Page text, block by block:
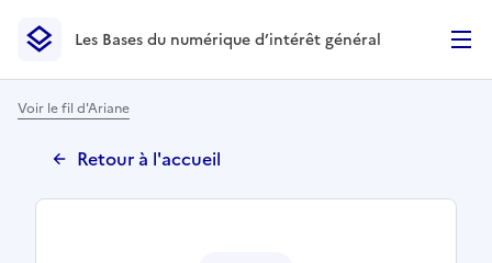
Les Bases du numérique d’intérêt général- Retour à la
Les Bases du numérique d’intérêt général
Voir le fil d'Ariane
Retour à l'accueil